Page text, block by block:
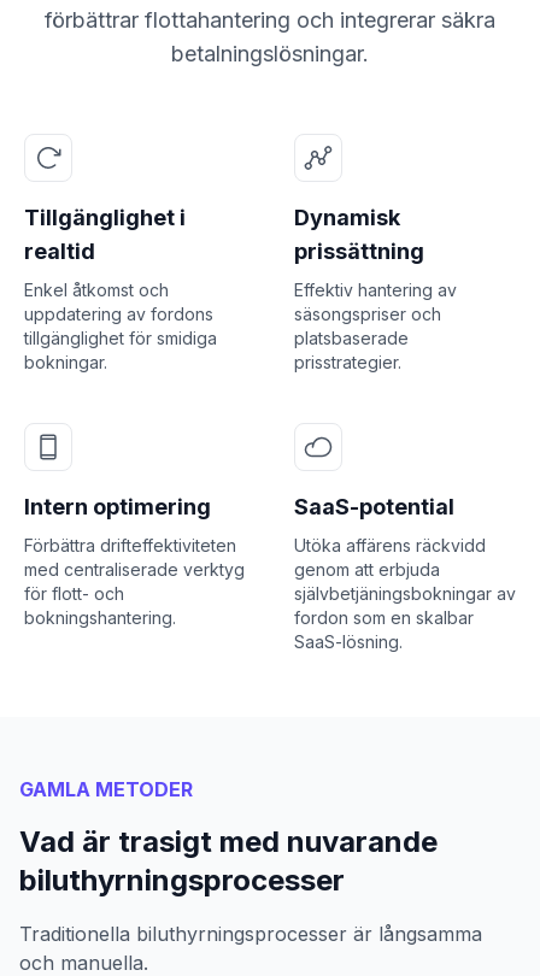
förbättrar flottahantering och integrerar säkra
betalningslösningar.
Tillgänglighet i
realtid
Enkel åtkomst och
uppdatering av fordons
tillgänglighet för smidiga
bokningar.
Dynamisk
prissättning
Effektiv hantering av
säsongspriser och
platsbaserade
prisstrategier.
Intern optimering
Förbättra drifteffektiviteten
med centraliserade verktyg
för flott- och
bokningshantering.
SaaS-potential
Utöka affärens räckvidd
genom att erbjuda
självbetjäningsbokningar av
fordon som en skalbar
SaaS-lösning.
GAMLA METODER
Vad är trasigt med nuvarande
biluthyrningsprocesser
Traditionella biluthyrningsprocesser är långsamma
och manuella.